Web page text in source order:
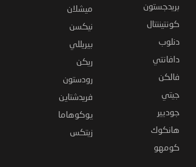
بريدجستون
كونتيننتال
دنلوب
دافانتي
فالكن
جيتي
جوديير
هانكوك
كومهو
ميشلان
نيكسن
بيريللي
ريكن
رودستون
فريدشتاين
يوكوهاما
زيتكس